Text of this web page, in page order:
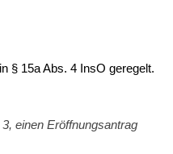
§ 15a Abs. 4 InsO geregelt.
einen Eröffnungsantrag